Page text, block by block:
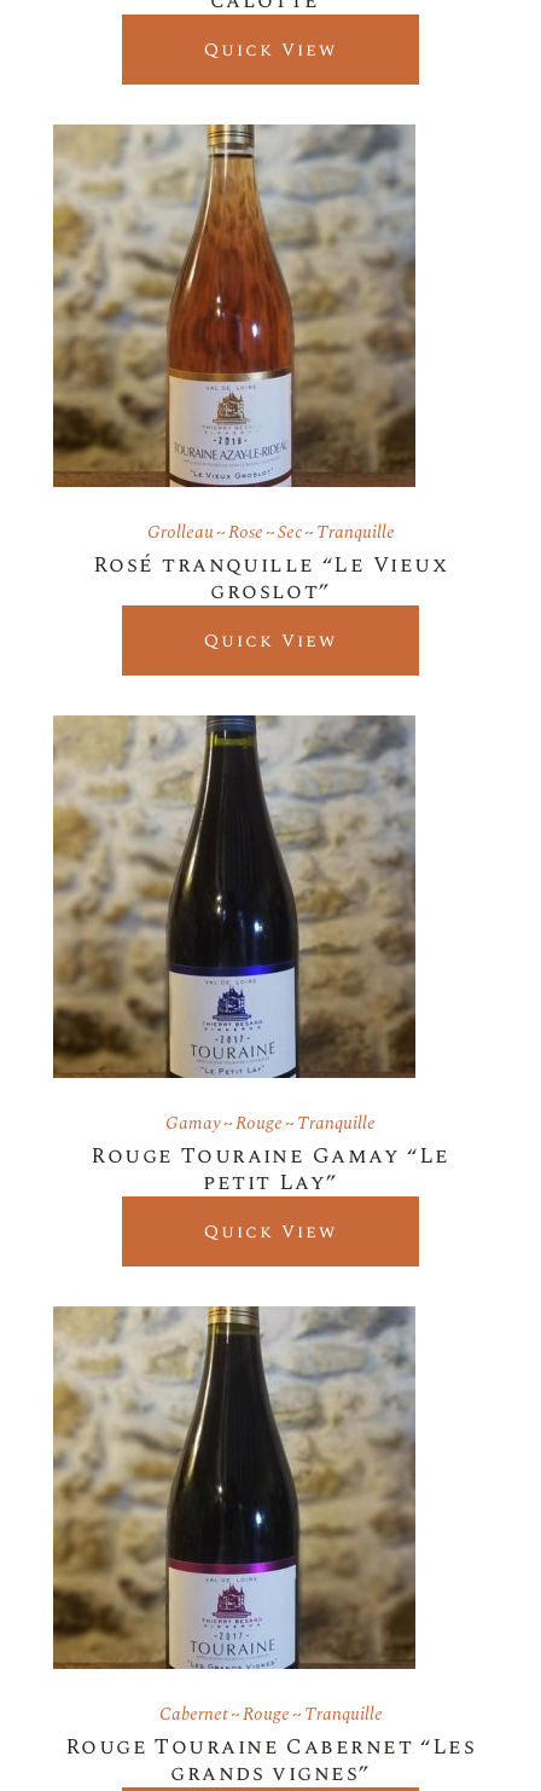
Quick View
Grolleau Rose Sec Tranquille
Rosé tranquille “Le Vieux
groslot”
Quick View
Gamay Rouge Tranquille
Rouge Touraine Gamay “Le
petit Lay”
Quick View
Cabernet Rouge Tranquille
Rouge Touraine Cabernet “Les
grands vignes”